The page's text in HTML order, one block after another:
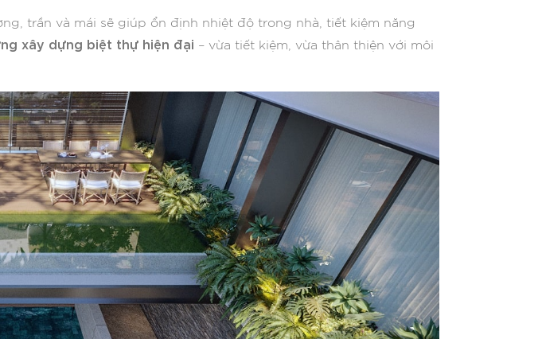
trần và mái sẽ giúp ổn định nhiệt độ trong nhà, tiết kiệm năng
xây dựng biệt thự hiện đại – vừa tiết kiệm, vừa thân thiện với môi